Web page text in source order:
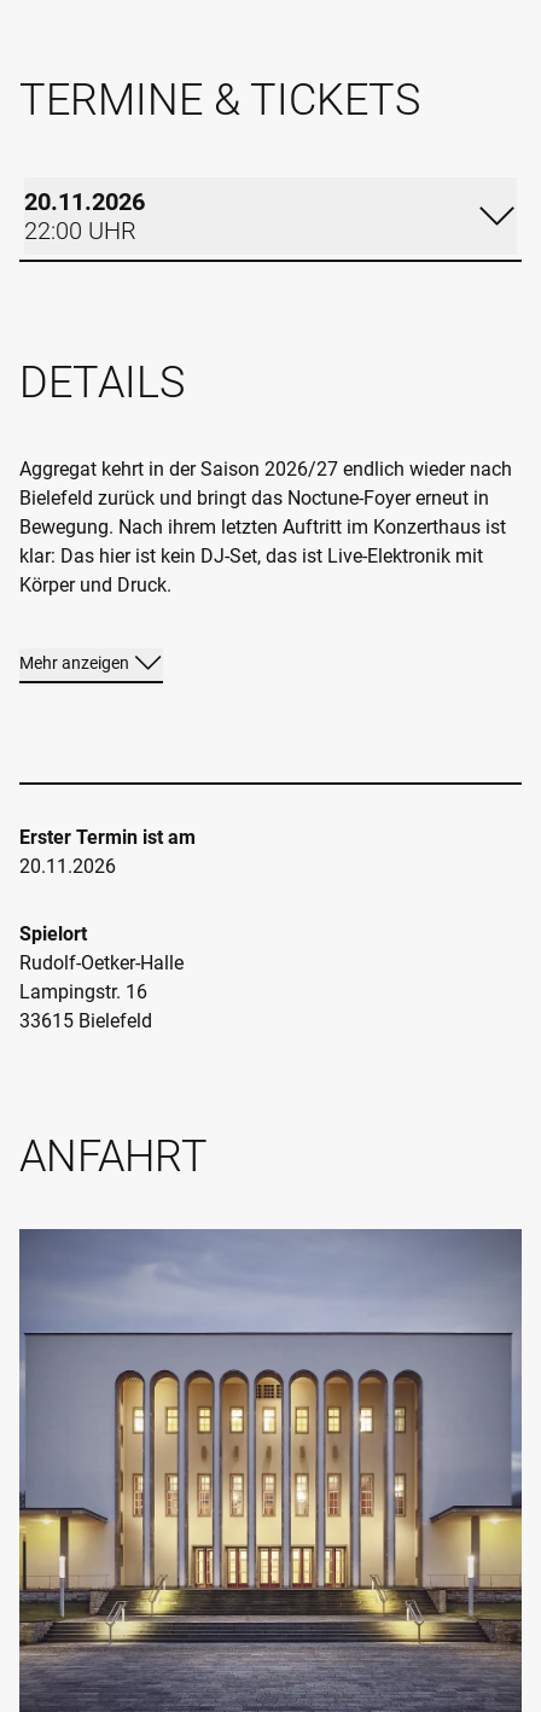
TERMINE & TICKETS
20.11.2026
22:00 UHR
FREITAG
22:00 UHR
FOYER
Im Kalender eintragen
Termin teilen
DETAILS
Aggregat kehrt in der Saison 2026/27 endlich wieder nach
Bielefeld zurück und bringt das Noctune-Foyer erneut in
Bewegung. Nach ihrem letzten Auftritt im Konzerthaus ist
klar: Das hier ist kein DJ-Set, das ist Live-Elektronik mit
Körper und Druck.
Mehr anzeigen
Erster Termin ist am
20.11.2026
Spielort
Rudolf-Oetker-Halle
Lampingstr. 16
33615 Bielefeld
ANFAHRT